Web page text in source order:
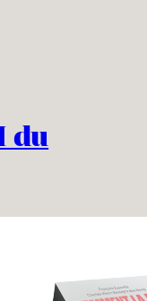
du